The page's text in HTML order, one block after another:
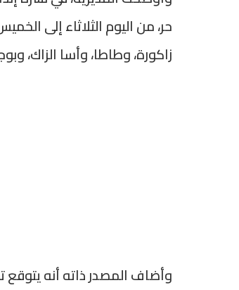
زاكورة، وطاطا، وأسا الزاك،
وأضاف المصدر ذاته أنه يتوقع